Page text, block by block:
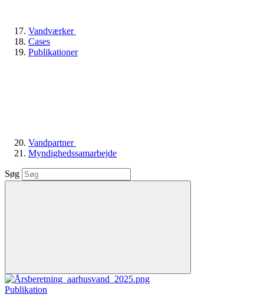
Vandværker
Cases
Publikationer
Vandpartner
Myndighedssamarbejde
Søg
Publikation